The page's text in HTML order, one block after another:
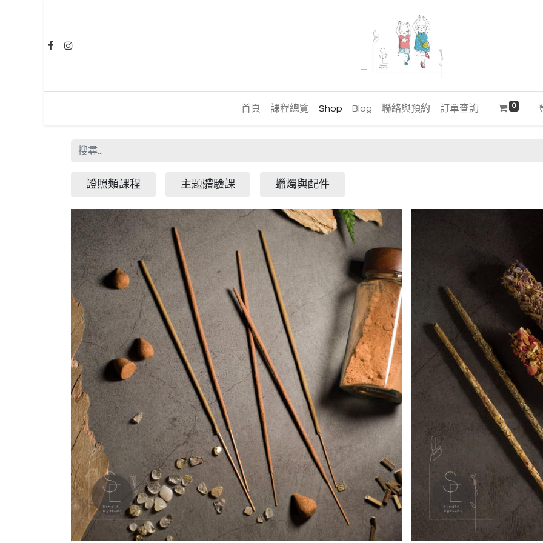
首頁 課程總覽 Shop Blog 聯絡與預約 訂單查詢 0
證照類課程 主題體驗課 蠟燭與配件